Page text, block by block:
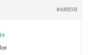
#68858